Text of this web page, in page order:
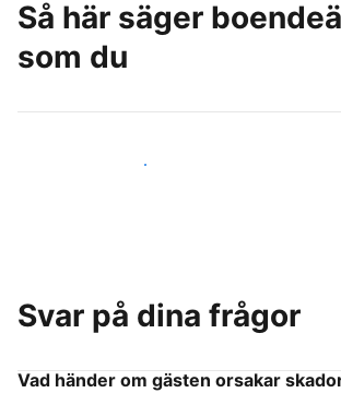
Så här säger
som du
Anslut dig till andra värdar
Svar på dina frågor
Vad händer om gästen orsakar